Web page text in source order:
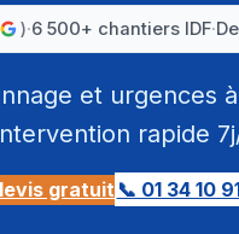
)·6 500+ chantiers IDF·
et urgences
rapide
gratuit 📞 01 34 10